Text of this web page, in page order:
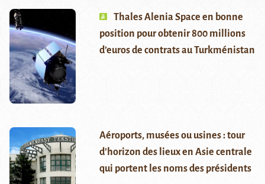
Thales Alenia Space en bonne
position pour obtenir 800 millions
d’euros de contrats au Turkménistan
Aéroports, musées ou usines : tour
d’horizon des lieux en Asie centrale
qui portent les noms des présidents